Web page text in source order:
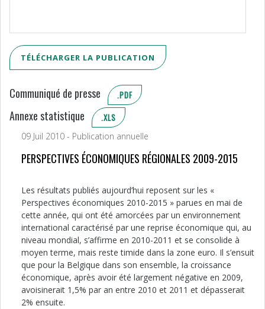
TÉLÉCHARGER LA PUBLICATION
Communiqué de presse .PDF
Annexe statistique .XLS
09 Juil 2010 - Publication annuelle
PERSPECTIVES ÉCONOMIQUES RÉGIONALES 2009-2015
Les résultats publiés aujourd’hui reposent sur les «
Perspectives économiques 2010-2015 » parues en mai de
cette année, qui ont été amorcées par un environnement
international caractérisé par une reprise économique qui, au
niveau mondial, s’affirme en 2010-2011 et se consolide à
moyen terme, mais reste timide dans la zone euro. Il s’ensuit
que pour la Belgique dans son ensemble, la croissance
économique, après avoir été largement négative en 2009,
avoisinerait 1,5% par an entre 2010 et 2011 et dépasserait
2% ensuite.